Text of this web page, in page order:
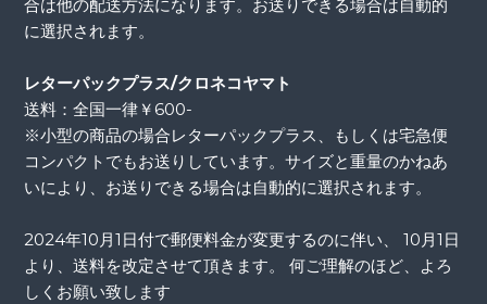
合は他の配送方法になります。お送りできる場合は自動的
に選択されます。
レターパックプラス/クロネコヤマト
送料：全国一律￥600-
※小型の商品の場合レターパックプラス、もしくは宅急便
コンパクトでもお送りしています。サイズと重量のかねあ
いにより、お送りできる場合は自動的に選択されます。
2024年10月1日付で郵便料金が変更するのに伴い、 10月1日
より、送料を改定させて頂きます。 何ご理解のほど、よろ
しくお願い致します